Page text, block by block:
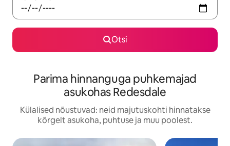
Otsi
Parima hinnanguga puhkemajad
asukohas Redesdale
Külalised nõustuvad: neid majutuskohti hinnatakse
kõrgelt asukoha, puhtuse ja muu poolest.